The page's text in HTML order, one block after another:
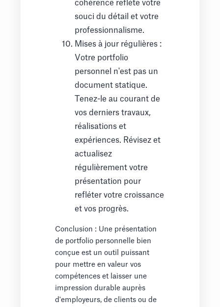
cohérence reflète votre
souci du détail et votre
professionnalisme.
Mises à jour régulières :
Votre portfolio
personnel n'est pas un
document statique.
Tenez-le au courant de
vos derniers travaux,
réalisations et
expériences. Révisez et
actualisez
régulièrement votre
présentation pour
refléter votre croissance
et vos progrès.
Conclusion : Une présentation
de portfolio personnelle bien
conçue est un outil puissant
pour mettre en valeur vos
compétences et laisser une
impression durable auprès
d'employeurs, de clients ou de